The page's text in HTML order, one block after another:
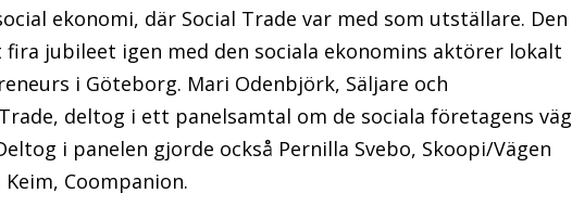
ekonomi, där Social Trade var med som utställare. Den
jubileet igen med den sociala ekonomins aktörer lokalt
i Göteborg. Mari Odenbjörk, Säljare och
deltog i ett panelsamtal om de sociala företagens väg
i panelen gjorde också Pernilla Svebo, Skoopi/Vägen
Coompanion.